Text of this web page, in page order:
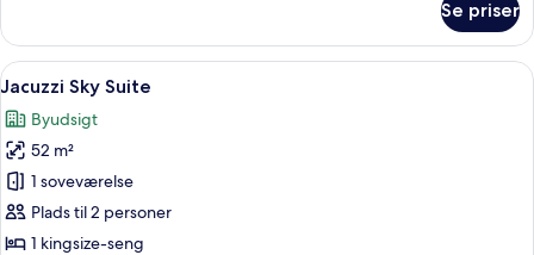
Plus
Se priser
Indlæs
alle
billeder
af
Jacuzzi
Sky
Suite
En høj bygning med udsigt over
7
Jacuzzi Sky Suite
Byudsigt
52 m²
1 soveværelse
Plads til 2 personer
1 kingsize-seng